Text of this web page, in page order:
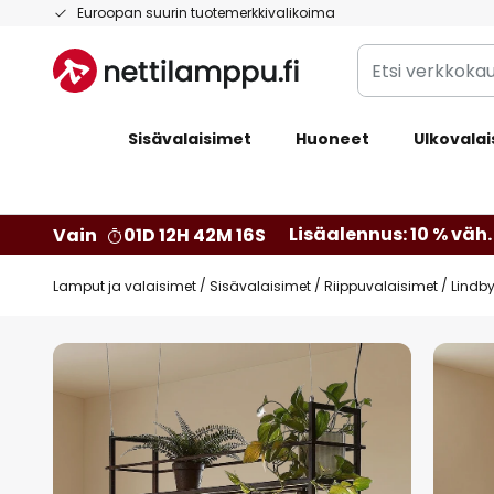
Euroopan suurin tuotemerkkivalikoima
Skip
Content
Etsi
verkkokaupan
Sisävalaisimet Huoneet
Vain 01D 12H 42M 15S Lisäalennus: 10 %
Lamput ja valaisimet Sisävalaisimet Riippuvalaisimet
Skip
to